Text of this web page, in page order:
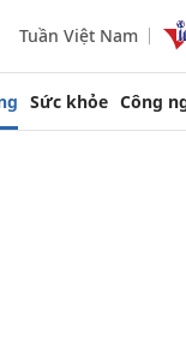
Tuần Việt Nam
Sức khỏe Công